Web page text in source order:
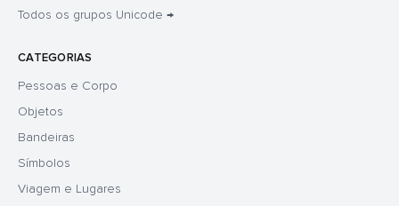
Todos os grupos Unicode →
CATEGORIAS
Pessoas e Corpo
Objetos
Bandeiras
Símbolos
Viagem e Lugares